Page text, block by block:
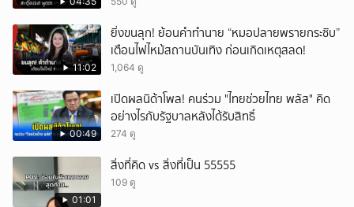
11:02
ยิ่งขนลุก! ย้อนคำทำนาย “หมอปลายพรายกระซิบ”
เตือนไฟไหม้สถานบันเทิง ก่อนเกิดเหตุสลด!
1,064 ดู
00:49
เปิดผลนิด้าโพล! คนร่วม "ไทยช่วยไทย พลัส" คิด
อย่างไรกับรัฐบาลหลังได้รับสิทธิ์
274 ดู
01:01
สิ่งที่คิด vs สิ่งที่เป็น 55555
109 ดู